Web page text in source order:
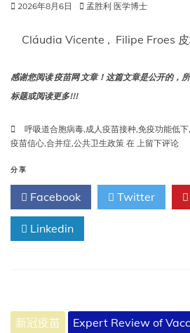
2026年8月6日 孟胜利 医学博士
Cláudia Vicente , Filipe Froes 皮
感谢您阅读 疫苗网 文章！这篇文章是公开的，
标题或阅读更多!!!
呼吸道合胞病毒,成人疫苗接种,免疫功能低下,
疫苗信心,合并症,公共卫生政策 在 从
到
益
处：
接
种
上留下评论
分享
Facebook Twitter
Linkedin
新冠疫苗 Expert Review of